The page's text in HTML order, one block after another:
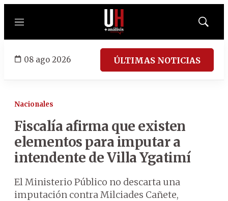
Menú
Mostrar
08 ago 2026 ÚLTIMAS NOTICIAS
Nacionales
Fiscalía afirma que existen
elementos para imputar a
intendente de Villa Ygatimí
El Ministerio Público no descarta una
imputación contra Milciades Cañete,